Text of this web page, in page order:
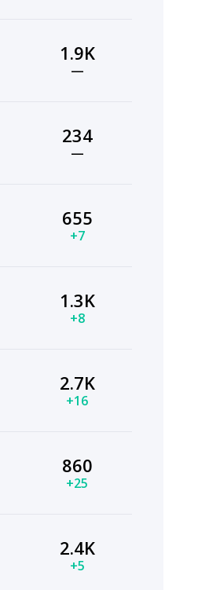
1.9K
—
234
—
655
+7
1.3K
+8
2.7K
+16
860
+25
2.4K
+5